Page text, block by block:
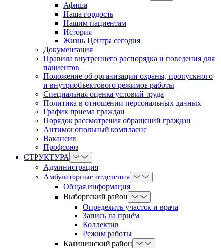
Афиша
Наша гордость
Нашим пациентам
История
Жизнь Центра сегодня
Документация
Правила внутреннего распорядка и поведения для
пациентов
Положение об организации охраны, пропускного
и внутриобъектового режимов работы
Cпециальная оценка условий труда
Политика в отношении персональных данных
График приема граждан
Порядок рассмотрения обращений граждан
Антимонопольный комплаенс
Вакансии
Профсоюз
СТРУКТУРА
Администрация
Амбулаторные отделения
Общая информация
Выборгский район
Определить участок и врача
Запись на приём
Коллектив
Режим работы
Калининский район